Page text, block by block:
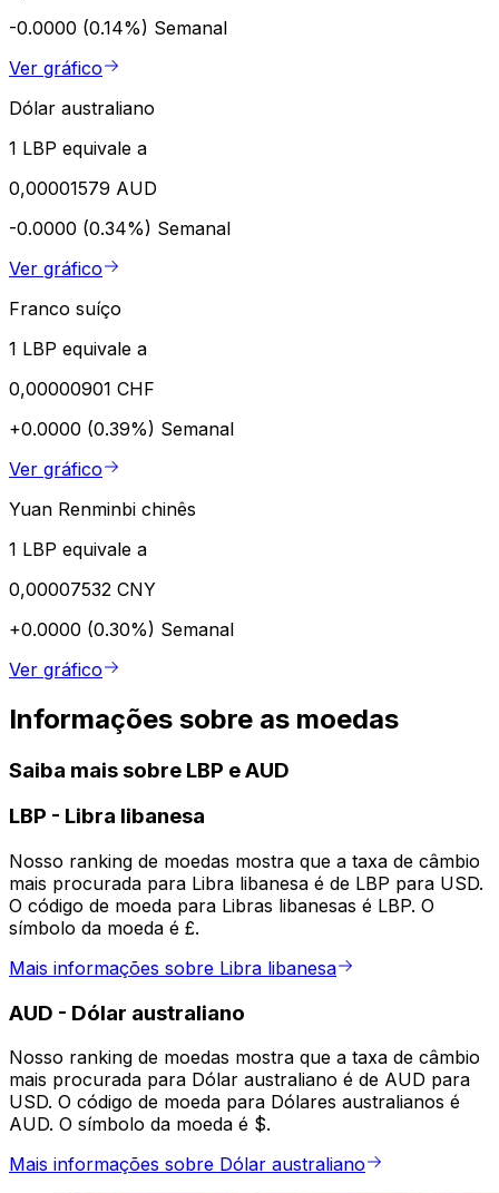
-0.0000 (0.14%) Semanal
Ver gráfico
Dólar australiano
1 LBP equivale a
0,00001579 AUD
-0.0000 (0.34%) Semanal
Ver gráfico
Franco suíço
1 LBP equivale a
0,00000901 CHF
+0.0000 (0.39%) Semanal
Ver gráfico
Yuan Renminbi chinês
1 LBP equivale a
0,00007532 CNY
+0.0000 (0.30%) Semanal
Ver gráfico
Informações sobre as moedas
Saiba mais sobre LBP e AUD
LBP - Libra libanesa
Nosso ranking de moedas mostra que a taxa de câmbio
mais procurada para Libra libanesa é de LBP para USD.
O código de moeda para Libras libanesas é LBP. O
símbolo da moeda é £.
Mais informações sobre Libra libanesa
AUD - Dólar australiano
Nosso ranking de moedas mostra que a taxa de câmbio
mais procurada para Dólar australiano é de AUD para
USD. O código de moeda para Dólares australianos é
AUD. O símbolo da moeda é $.
Mais informações sobre Dólar australiano